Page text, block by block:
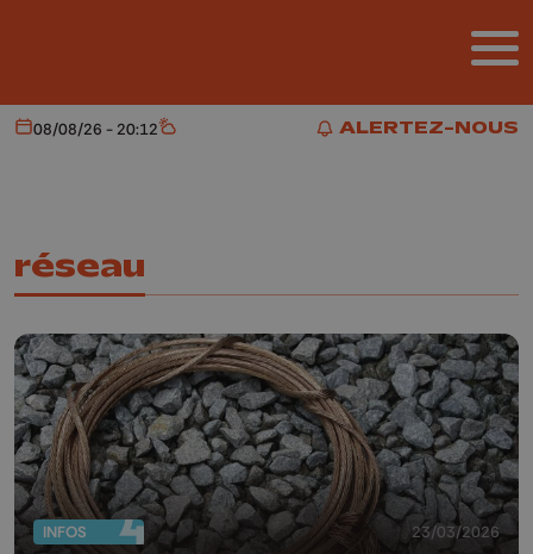
ALERTEZ-NOUS
ALERTEZ-NOUS
Aujourd'hui
08/08/26 - 20:12 Météo
réseau
INFOS 23/03/2026